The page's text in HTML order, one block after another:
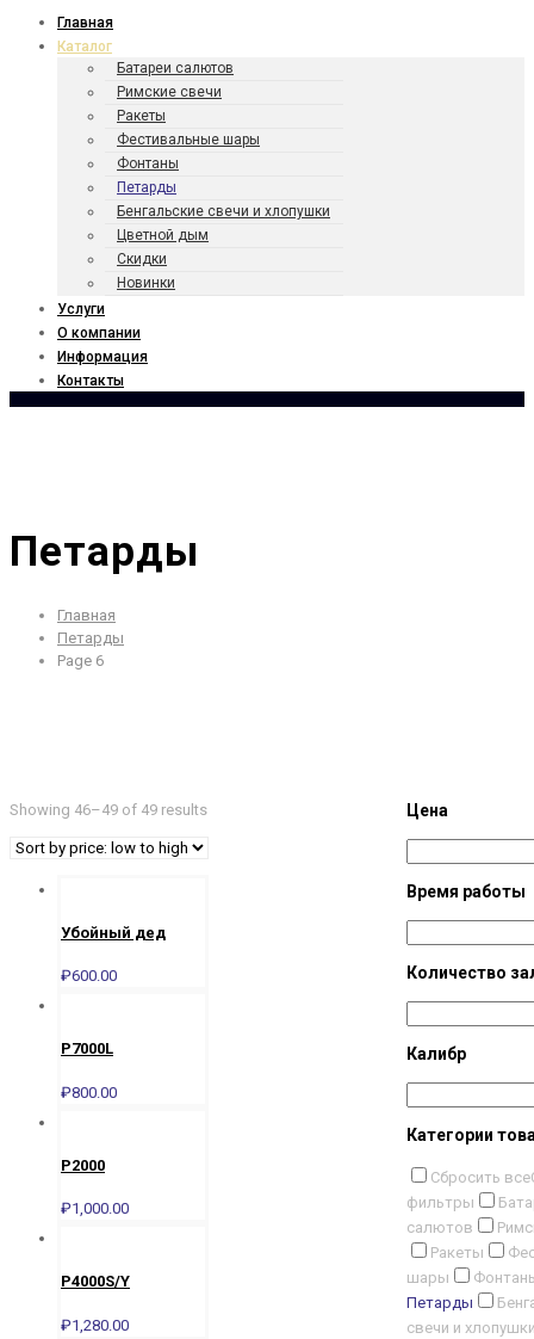
Главная
Каталог
Батареи салютов
Римские свечи
Ракеты
Фести­валь­ные шары
Фонтаны
Петарды
Бенгаль­ские свечи и хлопушки
Цветной дым
Скидки
Новинки
Услуги
О компании
Информация
Контакты
Петарды
Главная
Петарды
Page 6
Showing 46–49 of 49 results
Убойный дед
₽600.00
P7000L
₽800.00
P2000
₽1,000.00
P4000S/Y
₽1,280.00
Цена
Время работы
Количество
Калибр
Категории
Сбросить все
фильтры
салютов
Ракеты
шары
Петарды
свечи и